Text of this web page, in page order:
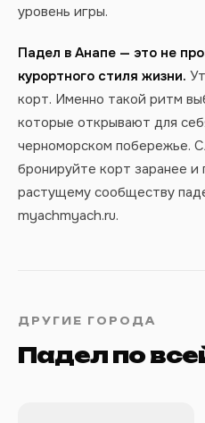
уровень игры.
Падел в Анапе — это не
курортного стиля жизни.
корт. Именно такой ритм
которые открывают для
черноморском побережье.
бронируйте корт заранее и
растущему сообществу
myachmyach.ru.
ДРУГИЕ ГОРОДА
Падел по